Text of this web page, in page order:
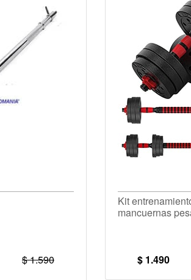
$ 1.590
Kit
mancuernas
$ 1.490